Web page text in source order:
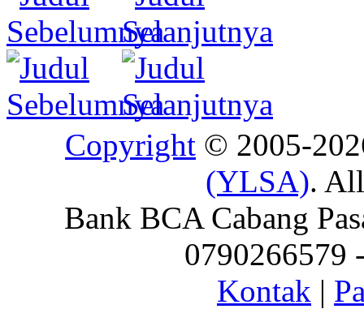
Copyright © 2005-
(YLSA).
Bank BCA Cabang
0790266579
Kontak |